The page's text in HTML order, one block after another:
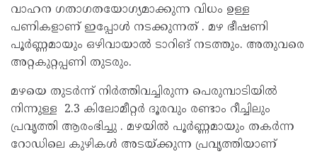
വാഹന ഗതാഗതയോഗ്യമാക്കുന്ന വിധം ഉള്ള
പണികളാണ് ഇപ്പോൾ നടക്കുന്നത് . മഴ ഭീഷണി
പൂർണ്ണമായും ഒഴിവായാൽ ടാറിങ് നടത്തും. അതുവരെ
അറ്റകുറ്റപ്പണി തുടരും.
മഴയെ തുടർന്ന് നിർത്തിവച്ചിരുന്ന പെരുമ്പാടിയിൽ
നിന്നുള്ള 2.3 കിലോമീറ്റർ ദൂരവും രണ്ടാം റീച്ചിലും
പ്രവൃത്തി ആരംഭിച്ചു . മഴയിൽ പൂർണ്ണമായും തകർന്ന
റോഡിലെ കുഴികൾ അടയ്ക്കുന്ന പ്രവൃത്തിയാണ്